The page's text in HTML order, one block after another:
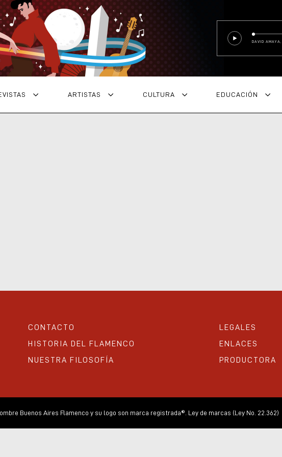
DAVID AMAYA
ARTISTAS CULTURA EDUCACIÓN
CONTACTO
LEGALES
HISTORIA DEL FLAMENCO
ENLACES
NUESTRA FILOSOFÍA
PRODUCTORA
Buenos Aires Flamenco y su logo son marca registrada®. Ley de marcas (Ley No. 22.362)